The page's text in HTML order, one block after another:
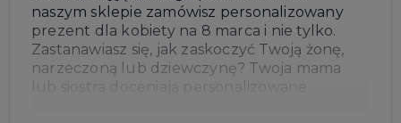
Wybierz coś dla siebie z naszej aktualnej oferty lub
zaloguj się, aby przywrócić dodane produkty do listy
z poprzedniej sesji.
naszym sklepie zamówisz personalizowany
prezent dla kobiety na 8 marca i nie tylko.
Zastanawiasz się, jak zaskoczyć Twoją żonę,
narzeczoną lub dziewczynę? Twoja mama
lub siostra doceniają personalizowane